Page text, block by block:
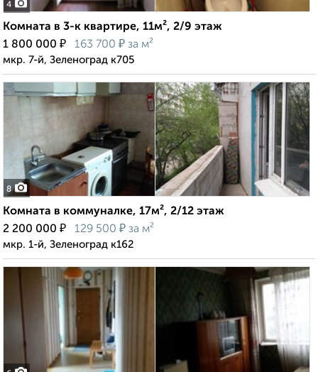
4
Комната в 3-к квартире, 11м², 2/9 этаж
1 800 000 ₽ 163 700 ₽ за м²
мкр. 7-й, Зеленоград к705
8
Комната в коммуналке, 17м², 2/12 этаж
2 200 000 ₽ 129 500 ₽ за м²
мкр. 1-й, Зеленоград к162